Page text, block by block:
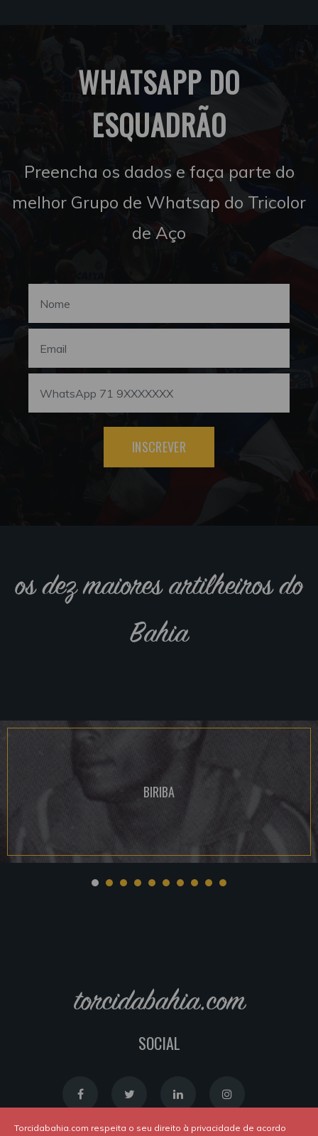
WHATSAPP DO
ESQUADRÃO
Preencha os dados e faça parte do
melhor Grupo de Whatsap do Tricolor
de Aço
INSCREVER
os dez maiores artilheiros do
Bahia
BIRIBA
torcidabahia.com
SOCIAL
Torcidabahia.com respeita o seu direito à privacidade de acordo